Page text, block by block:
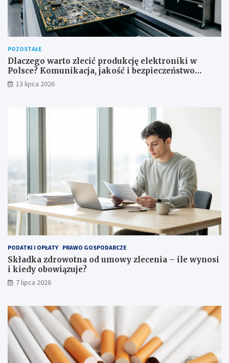
POZOSTAŁE
Dlaczego warto zlecić produkcję elektroniki w
Polsce? Komunikacja, jakość i bezpieczeństwo
dostaw
13 lipca 2026
PODATKI I OPŁATY PRAWO GOSPODARCZE
Składka zdrowotna od umowy zlecenia – ile wynosi
i kiedy obowiązuje?
7 lipca 2026